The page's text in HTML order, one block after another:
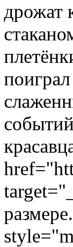
дрожат